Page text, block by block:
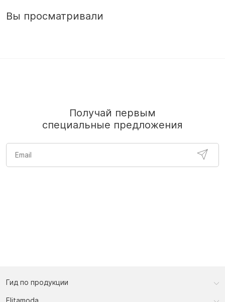
Вы просматривали
Получай первым
специальные предложения
Гид по продукции
Elitamoda